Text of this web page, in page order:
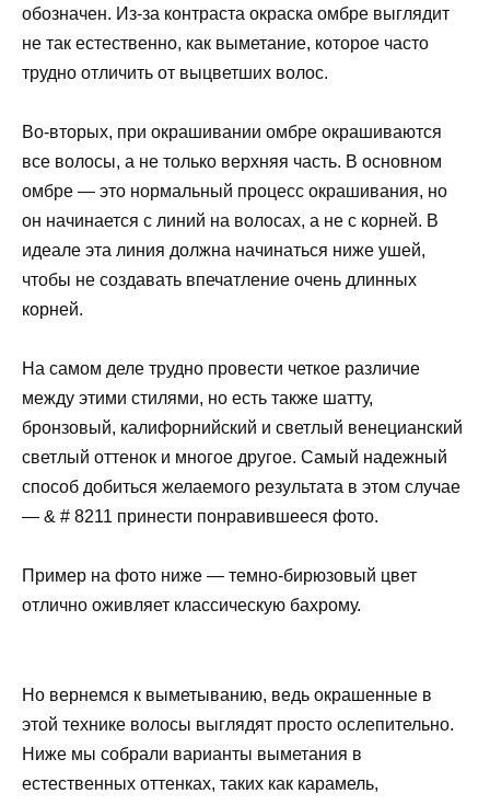
обозначен. Из-за контраста окраска омбре выглядит
не так естественно, как выметание, которое часто
трудно отличить от выцветших волос.
Во-вторых, при окрашивании омбре окрашиваются
все волосы, а не только верхняя часть. В основном
омбре — это нормальный процесс окрашивания, но
он начинается с линий на волосах, а не с корней. В
идеале эта линия должна начинаться ниже ушей,
чтобы не создавать впечатление очень длинных
корней.
На самом деле трудно провести четкое различие
между этими стилями, но есть также шатту,
бронзовый, калифорнийский и светлый венецианский
светлый оттенок и многое другое. Самый надежный
способ добиться желаемого результата в этом случае
— & # 8211 принести понравившееся фото.
Пример на фото ниже — темно-бирюзовый цвет
отлично оживляет классическую бахрому.
Но вернемся к выметыванию, ведь окрашенные в
этой технике волосы выглядят просто ослепительно.
Ниже мы собрали варианты выметания в
естественных оттенках, таких как карамель,